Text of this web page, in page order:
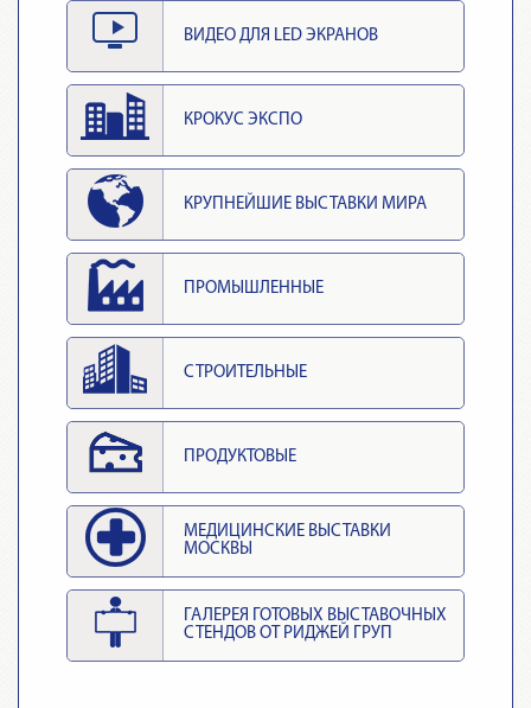
ВИДЕО ДЛЯ LED ЭКРАНОВ
КРОКУС ЭКСПО
КРУПНЕЙШИЕ ВЫСТАВКИ МИРА
ПРОМЫШЛЕННЫЕ
СТРОИТЕЛЬНЫЕ
ПРОДУКТОВЫЕ
МЕДИЦИНСКИЕ ВЫСТАВКИ
МОСКВЫ
ГАЛЕРЕЯ ГОТОВЫХ ВЫСТАВОЧНЫХ
СТЕНДОВ ОТ РИДЖЕЙ ГРУП